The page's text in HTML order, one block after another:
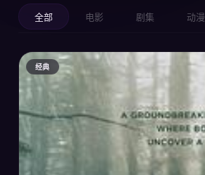
全部 电影 剧集 动漫
经典